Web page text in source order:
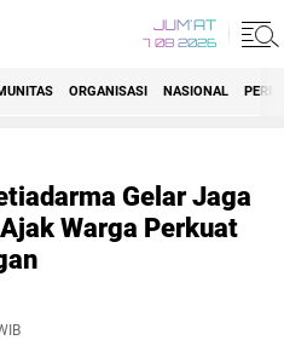
JUM'AT
7 08 2026
ORGANISASI NASIONAL
Gelar Jaga
Warga Perkuat